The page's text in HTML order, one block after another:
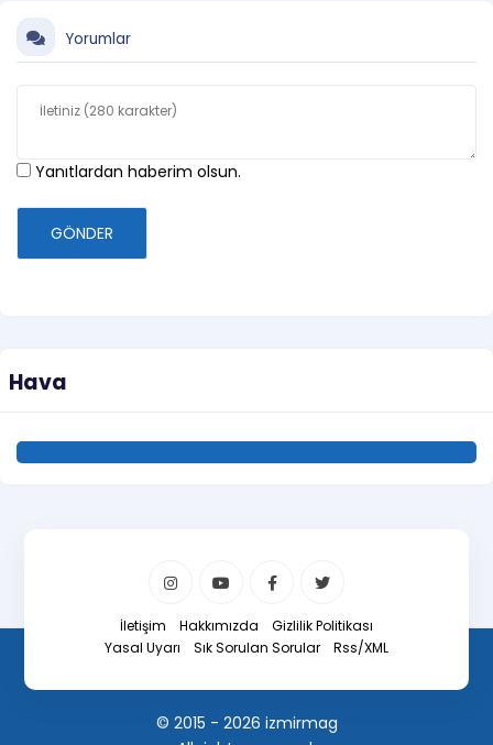
Yorumlar
Yanıtlardan haberim olsun.
GÖNDER
Hava
İletişim Hakkımızda
Gizlilik Politikası
Yasal Uyarı
Sık Sorulan Sorular Rss/XML
© 2015 - 2026 izmirmag